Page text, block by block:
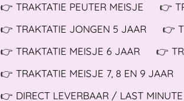
👉 TRAKTATIE PEUTER MEISJE
👉
👉 TRAKTATIE JONGEN 5 JAAR
👉
👉 TRAKTATIE MEISJE 6 JAAR
👉
👉 TRAKTATIE MEISJE 7, 8 EN 9 JAAR
👉 DIRECT LEVERBAAR / LAST MINUTE